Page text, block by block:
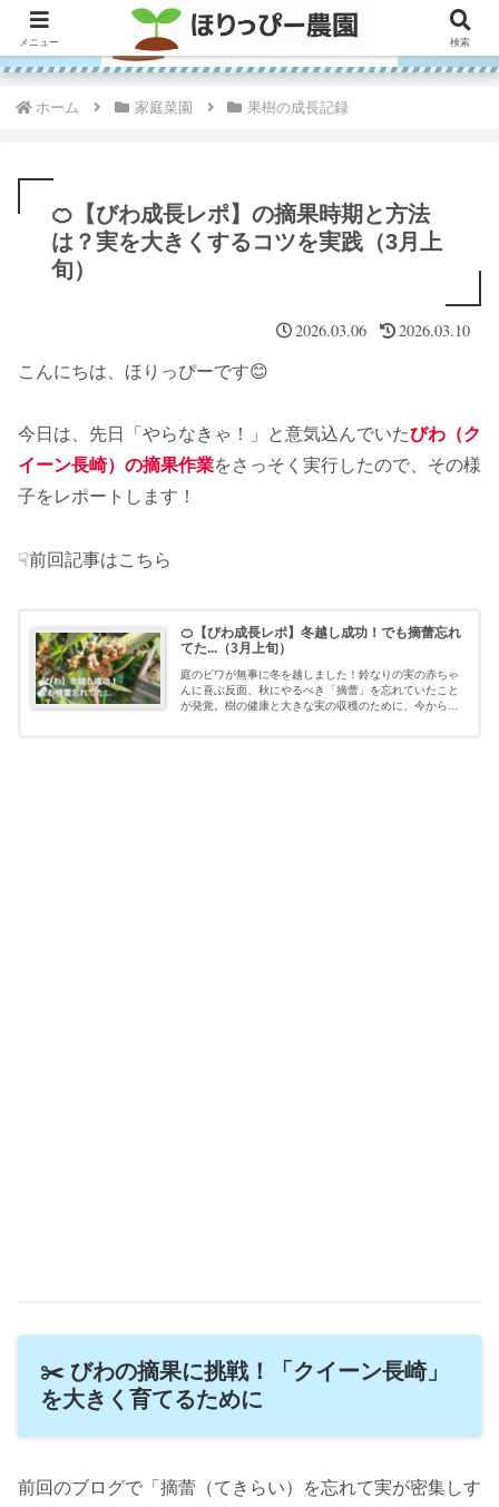
ホーム 家庭菜園 果樹の成長記録
🍊【びわ成長レポ】の摘果時期と方法
は？実を大きくするコツを実践（3月上
旬）
2026.03.06 2026.03.10
こんにちは、ほりっぴーです😊
今日は、先日「やらなきゃ！」と意気込んでいたびわ（ク
イーン長崎）の摘果作業をさっそく実行したので、その様
子をレポートします！
☟前回記事はこちら
🍊【びわ成長レポ】冬越し成功！でも摘蕾忘れ
てた...（3月上旬）
庭のビワが無事に冬を越しました！鈴なりの実の赤ちゃ
んに喜ぶ反面、秋にやるべき「摘蕾」を忘れていたこと
が発覚。樹の健康と大きな実の収穫のために、今からで
✂️ びわの摘果に挑戦！「クイーン長崎」
を大きく育てるために
前回のブログで「摘蕾（てきらい）を忘れて実が密集しす
メニュー 検索